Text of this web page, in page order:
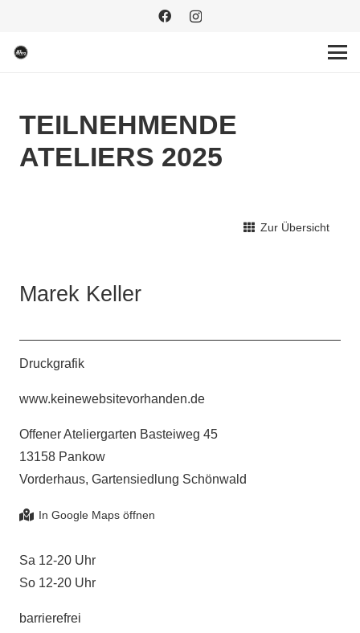
TEILNEHMENDE
ATELIERS 2025
Zur Übersicht
Marek Keller
Druckgrafik
www.keinewebsitevorhanden.de
Offener Ateliergarten Basteiweg 45
13158 Pankow
Vorderhaus, Gartensiedlung Schönwald
Sa 12-20 Uhr
So 12-20 Uhr
barrierefrei